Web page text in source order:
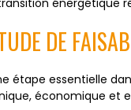
énergétique
DE
étape essentielle
économique et